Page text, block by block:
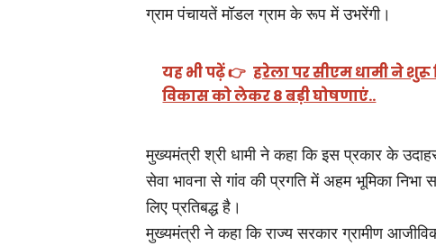
ग्राम पंचायतें मॉडल ग्राम के रूप में उभरेंगी।
यह भी पढ़ें 👉 हरेला पर सीएम धामी ने शुरू
विकास को लेकर 8 बड़ी घोषणाएं..
मुख्यमंत्री श्री धामी ने कहा कि इस प्रकार के
सेवा भावना से गांव की प्रगति में अहम भूमिका
लिए प्रतिबद्ध है।
मुख्यमंत्री ने कहा कि राज्य सरकार ग्रामीण